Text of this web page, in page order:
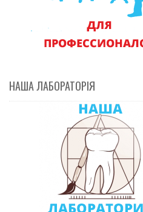
НАША ЛАБОРАТОРІЯ